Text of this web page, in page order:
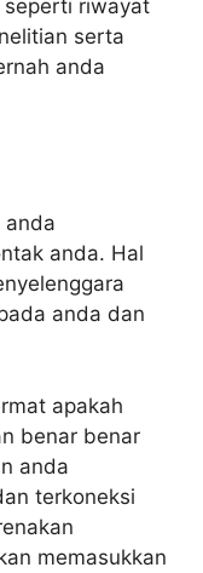
seperti riwayat
serta
anda
anda
anda. Hal
anda dan
apakah
benar benar
anda
terkoneksi
memasukkan